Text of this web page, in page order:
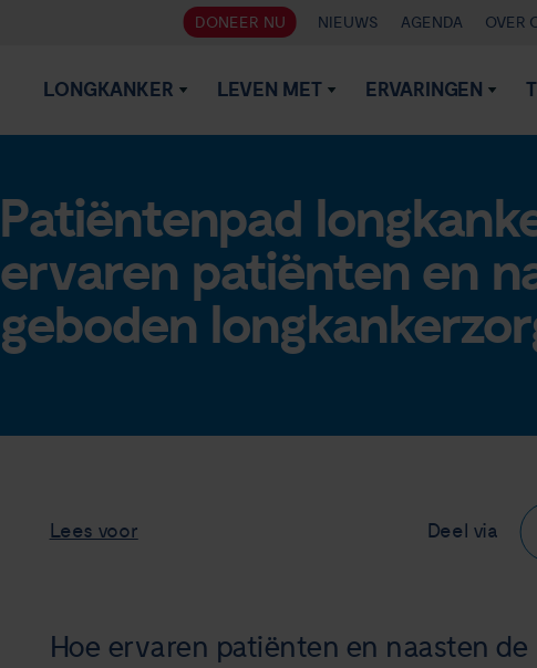
DONEER NU NIEUWS AGENDA OVER
LONGKANKER LEVEN MET ERVARINGEN
Patiëntenpad
ervaren patiënten en
geboden
Lees voor Deel via
Hoe ervaren patiënten en naasten